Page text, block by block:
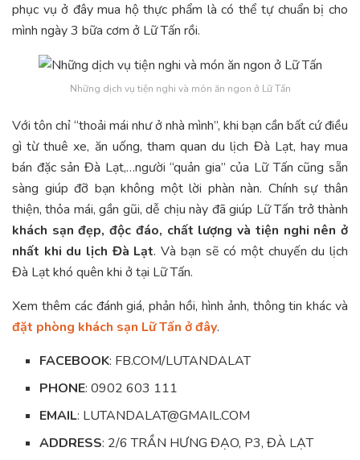
phục vụ ở đây mua hộ thực phẩm là có thể tự chuẩn bị cho
mình ngày 3 bữa cơm ở Lữ Tấn rồi.
Những dịch vụ tiện nghi và món ăn ngon ở Lữ Tấn
Với tôn chỉ “thoải mái như ở nhà mình”, khi bạn cần bất cứ điều
gì từ thuê xe, ăn uống, tham quan du lịch Đà Lạt, hay mua
bán đặc sản Đà Lạt,…người “quản gia” của Lữ Tấn cũng sẵn
sàng giúp đỡ bạn không một lời phàn nàn. Chính sự thân
thiện, thỏa mái, gần gũi, dễ chịu này đã giúp Lữ Tấn trở thành
khách sạn đẹp, độc đáo, chất lượng và tiện nghi nên ở
nhất khi du lịch Đà Lạt. Và bạn sẽ có một chuyến du lịch
Đà Lạt khó quên khi ở tại Lữ Tấn.
Xem thêm các đánh giá, phản hồi, hình ảnh, thông tin khác và
đặt phòng khách sạn Lữ Tấn ở đây.
FACEBOOK: FB.COM/LUTANDALAT
PHONE: 0902 603 111
EMAIL: LUTANDALAT@GMAIL.COM
ADDRESS: 2/6 TRẦN HƯNG ĐẠO, P3, ĐÀ LẠT